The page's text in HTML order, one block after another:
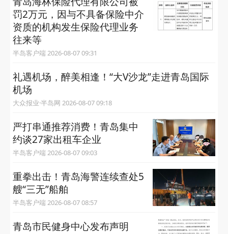
罚2万元，因与不具备保险中介
资质的机构发生保险代理业务
往来等
半岛客户端 2026-08-07 09:31
礼遇机场，醉美相逢！“大V沙龙”走进青岛国际
机场
大众报业·半岛网 2026-08-07 09:18
严打串通推荐消费！青岛集中
约谈27家出租车企业
半岛客户端 2026-08-07 09:03
重拳出击！青岛海警连续查处5
艘“三无”船舶
半岛客户端 2026-08-07 08:57
青岛市民健身中心发布声明